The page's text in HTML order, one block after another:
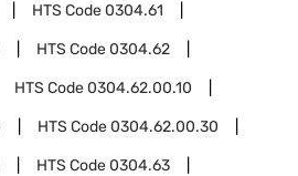
HTS Code0304.61
HTS Code0304.62
HTS Code0304.62.00.10
HTS Code0304.62.00.30
HTS Code0304.63